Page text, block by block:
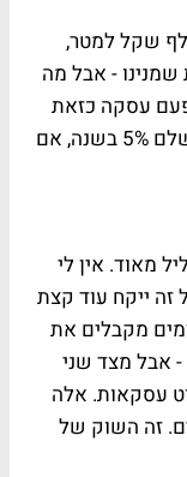
שונה לגמרי. שם מכרו ב-55 אלף שקל למטר,
מהסיבות שמנינו - אבל מה
עסקה כזאת
הייתה תמורת 'כסף בחינם'. היום אתה משלם 5% בשנה, אם
מאוד. אין לי
זה ייקח עוד קצת
מקבלים את
אבל מצד שני
עסקאות. אלה
זה השוק של